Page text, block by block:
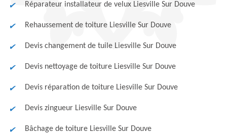
Réparateur installateur de velux Liesville Sur Douve
Rehaussement de toiture Liesville Sur Douve
Devis changement de tuile Liesville Sur Douve
Devis nettoyage de toiture Liesville Sur Douve
Devis réparation de toiture Liesville Sur Douve
Devis zingueur Liesville Sur Douve
Bâchage de toiture Liesville Sur Douve